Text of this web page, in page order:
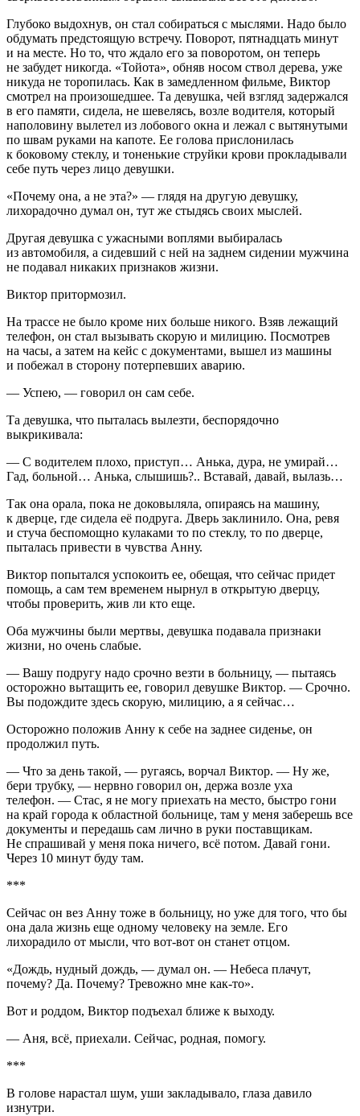
Глубоко выдохнув, он стал собираться с мыслями. Надо было
обдумать предстоящую встречу. Поворот, пятнадцать минут
и на месте. Но то, что ждало его за поворотом, он теперь
не забудет никогда. «Тойота», обняв носом ствол дерева, уже
никуда не торопилась. Как в замедленном фильме, Виктор
смотрел на произошедшее. Та девушка, чей взгляд задержался
в его памяти, сидела, не шевелясь, возле водителя, который
наполовину вылетел из лобового окна и лежал с вытянутыми
по швам руками на капоте. Ее голова прислонилась
к боковому стеклу, и тоненькие струйки крови прокладывали
себе путь через лицо девушки.
«Почему она, а не эта?» — глядя на другую девушку,
лихорадочно думал он, тут же стыдясь своих мыслей.
Другая девушка с ужасными воплями выбиралась
из автомобиля, а сидевший с ней на заднем сидении мужчина
не подавал никаких признаков жизни.
Виктор притормозил.
На трассе не было кроме них больше никого. Взяв лежащий
телефон, он стал вызывать скорую и милицию. Посмотрев
на часы, а затем на кейс с документами, вышел из машины
и побежал в сторону потерпевших аварию.
— Успею, — говорил он сам себе.
Та девушка, что пыталась вылезти, беспорядочно
выкрикивала:
— С водителем плохо, приступ… Анька, дура, не умирай…
Гад, больной… Анька, слышишь?.. Вставай, давай, вылазь…
Так она орала, пока не доковыляла, опираясь на машину,
к дверце, где сидела её подруга. Дверь заклинило. Она, ревя
и стуча беспомощно кулаками то по стеклу, то по дверце,
пыталась привести в чувства Анну.
Виктор попытался успокоить ее, обещая, что сейчас придет
помощь, а сам тем временем нырнул в открытую дверцу,
чтобы проверить, жив ли кто еще.
Оба мужчины были мертвы, девушка подавала признаки
жизни, но очень слабые.
— Вашу подругу надо срочно везти в больницу, — пытаясь
осторожно вытащить ее, говорил девушке Виктор. — Срочно.
Вы подождите здесь скорую, милицию, а я сейчас…
Осторожно положив Анну к себе на заднее сиденье, он
продолжил путь.
— Что за день такой, — ругаясь, ворчал Виктор. — Ну же,
бери трубку, — нервно говорил он, держа возле уха
телефон. — Стас, я не могу приехать на место, быстро гони
на край города к областной больнице, там у меня заберешь все
документы и передашь сам лично в руки поставщикам.
Не спрашивай у меня пока ничего, всё потом. Давай гони.
Через 10 минут буду там.
***
Сейчас он вез Анну тоже в больницу, но уже для того, что бы
она дала жизнь еще одному человеку на земле. Его
лихорадило от мысли, что вот-вот он станет отцом.
«Дождь, нудный дождь, — думал он. — Небеса плачут,
почему? Да. Почему? Тревожно мне как-то».
Вот и роддом, Виктор подъехал ближе к выходу.
— Аня, всё, приехали. Сейчас, родная, помогу.
***
В голове нарастал шум, уши закладывало, глаза давило
изнутри.